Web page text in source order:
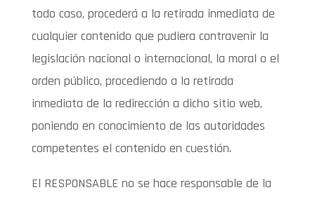
todo caso, procederá a la retirada inmediata de
cualquier contenido que pudiera contravenir la
legislación nacional o internacional, la moral o el
orden público, procediendo a la retirada
inmediata de la redirección a dicho sitio web,
poniendo en conocimiento de las autoridades
competentes el contenido en cuestión.
El RESPONSABLE no se hace responsable de la